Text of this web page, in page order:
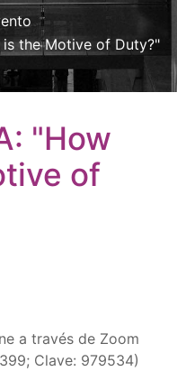
is the Motive of Duty?"
"How
of
a través de Zoom
Clave: 979534)